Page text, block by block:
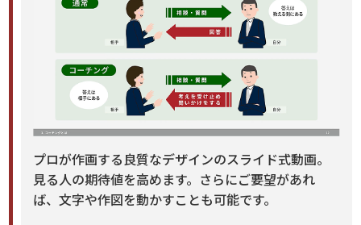
プロが作画する良質なデザインのスライド式動画。
見る人の期待値を高めます。さらにご要望があれ
ば、文字や作図を動かすことも可能です。